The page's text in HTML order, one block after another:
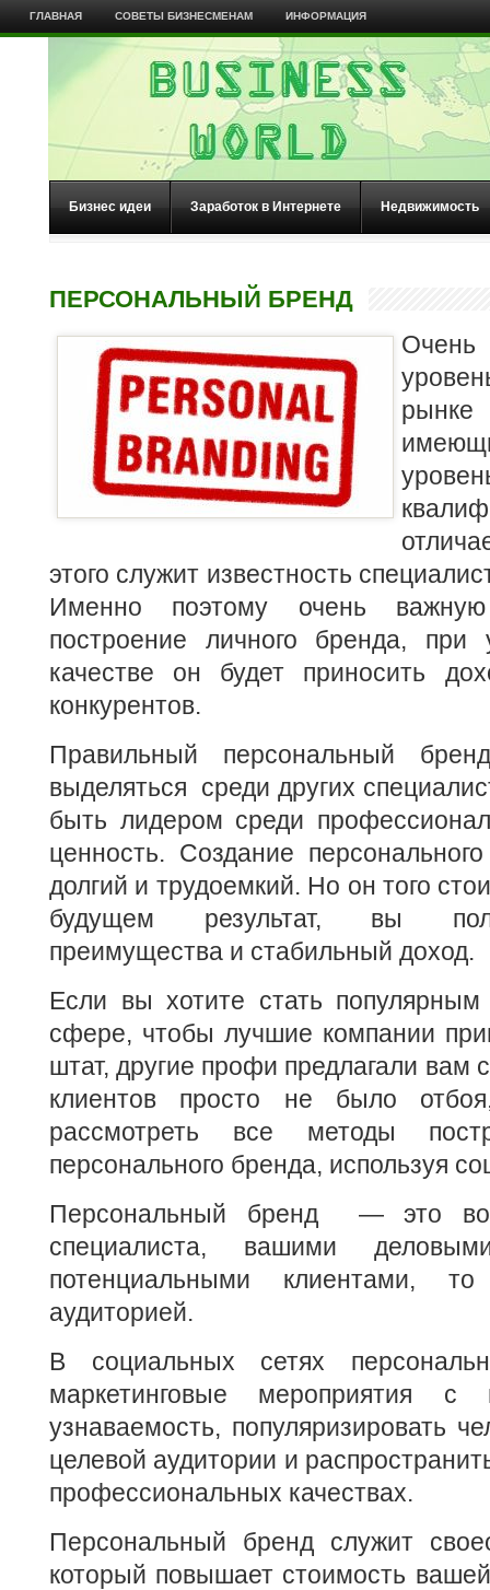
ГЛАВНАЯ СОВЕТЫ БИЗНЕСМЕНАМ ИНФОРМАЦИЯ
Бизнес идеи Заработок в Интернете Недвижимость
ПЕРСОНАЛЬНЫЙ БРЕНД
этого служит известность
Именно поэтому очень
построение личного бренда,
качестве он будет приносить
конкурентов.
Правильный персональный
выделяться среди других
быть лидером среди
ценность. Создание
долгий и трудоемкий. Но он того
будущем результат, вы
преимущества и стабильный доход.
Если вы хотите стать
сфере, чтобы лучшие компании
штат, другие профи предлагали вам
клиентов просто не было
рассмотреть все методы
персонального бренда, используя
Персональный бренд — это
специалиста, вашими
потенциальными клиентами,
аудиторией.
В социальных сетях
маркетинговые мероприятия с
узнаваемость, популяризировать
целевой аудитории и
профессиональных качествах.
Персональный бренд служит
который повышает стоимость